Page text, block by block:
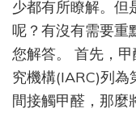
少都有所瞭解。但
呢？有沒有需要重
您解答。 首先，
究機構(IARC)列為
間接觸甲醛，那麼